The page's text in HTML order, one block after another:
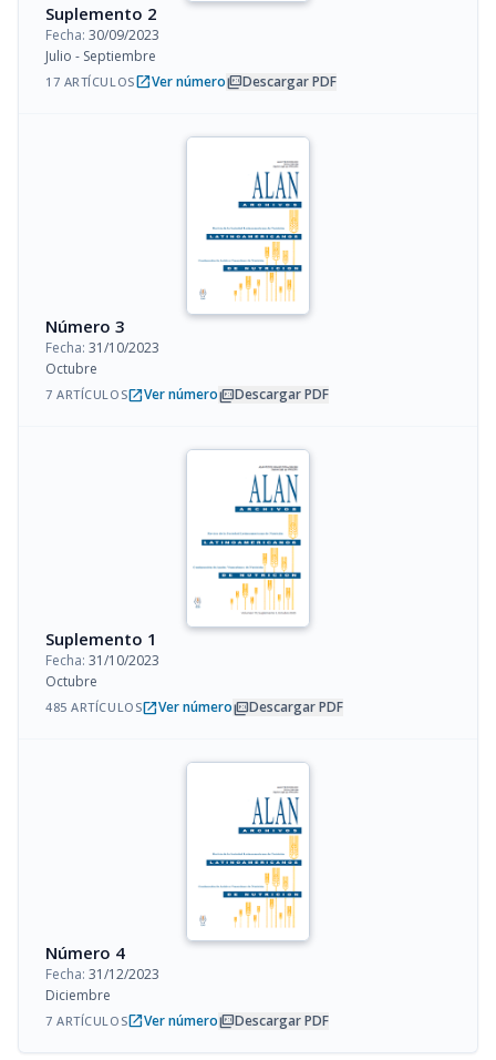
Suplemento 2
Fecha: 30/09/2023
Julio - Septiembre
17 ARTÍCULOSopen_in_newVer númeropicture_as_pdfDescargar PDF
Número 3
Fecha: 31/10/2023
Octubre
7 ARTÍCULOSopen_in_newVer númeropicture_as_pdfDescargar PDF
Suplemento 1
Fecha: 31/10/2023
Octubre
485 ARTÍCULOSopen_in_newVer númeropicture_as_pdfDescargar PDF
Número 4
Fecha: 31/12/2023
Diciembre
7 ARTÍCULOSopen_in_newVer númeropicture_as_pdfDescargar PDF